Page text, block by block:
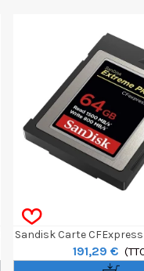
Sandisk Carte
64GB 1500/
191,29 €